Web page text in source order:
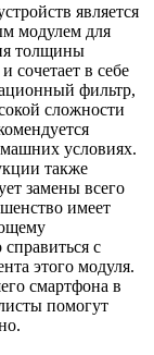
является
модулем для
толщины
сочетает в себе
фильтр,
сложности
условиях.
также
замены всего
имеет
с
этого модуля.
смартфона в
помогут